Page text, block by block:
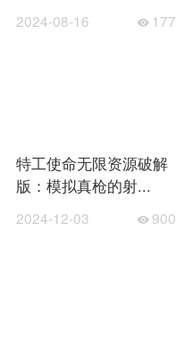
2024-08-16 177
特工使命无限资源破解
版：模拟真枪的射...
2024-12-03 900